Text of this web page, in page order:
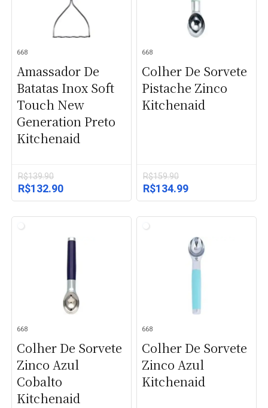
668
Amassador De
Batatas Inox Soft
Touch New
Generation Preto
Kitchenaid
R$139.90
O
preço
era:
R$132.90O
preço
R$132.90.
668
Colher De Sorvete
Pistache Zinco
Kitchenaid
R$159.90
O
preço
era:
R$134.99O
preço
R$134.99.
668
Colher De Sorvete
Zinco Azul
Cobalto
Kitchenaid
668
Colher De Sorvete
Zinco Azul
Kitchenaid